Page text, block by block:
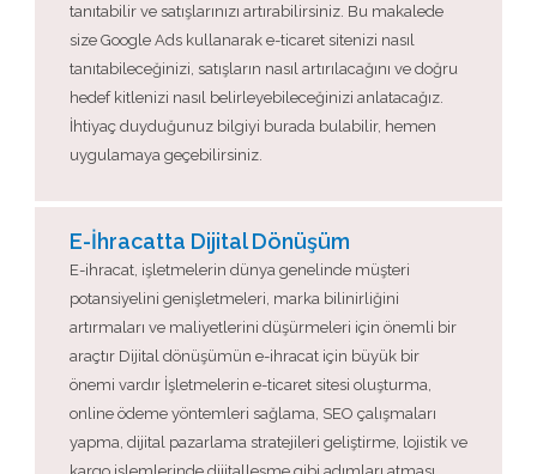
tanıtabilir ve satışlarınızı artırabilirsiniz. Bu makalede
size Google Ads kullanarak e-ticaret sitenizi nasıl
tanıtabileceğinizi, satışların nasıl artırılacağını ve doğru
hedef kitlenizi nasıl belirleyebileceğinizi anlatacağız.
İhtiyaç duyduğunuz bilgiyi burada bulabilir, hemen
uygulamaya geçebilirsiniz.
E-İhracatta Dijital Dönüşüm
E-ihracat, işletmelerin dünya genelinde müşteri
potansiyelini genişletmeleri, marka bilinirliğini
artırmaları ve maliyetlerini düşürmeleri için önemli bir
araçtır Dijital dönüşümün e-ihracat için büyük bir
önemi vardır İşletmelerin e-ticaret sitesi oluşturma,
online ödeme yöntemleri sağlama, SEO çalışmaları
yapma, dijital pazarlama stratejileri geliştirme, lojistik ve